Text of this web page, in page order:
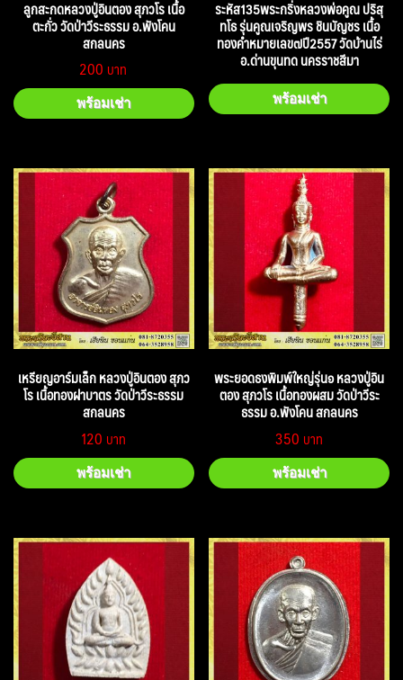
ลูกสะกดหลวงปู่อินตอง สุภวโร เนื้อ
ตะกั่ว วัดป่าวีระธรรม อ.พังโคน
สกลนคร
200
พร้อมเช่า
ระหัส135พระกริ่งหลวงพ่อคูณ ปริสุ
ทโธ รุ่นคูณเจริญพร ชินบัญชร เนื้อ
ทองคำหมายเลข๗ปี2557 วัดบ้านไร่
อ.ด่านขุนทด นครราชสีมา
พร้อมเช่า
เหรียญอาร์มเล็ก หลวงปู่อินตอง สุภว
โร เนื้อทองฝาบาตร วัดป่าวีระธรรม
สกลนคร
120
พร้อมเช่า
พระยอดธงพิมพ์ใหญ่รุ่น๑ หลวงปู่อิน
ตอง สุภวโร เนื้อทองผสม วัดป่าวีระ
ธรรม อ.พังโคน สกลนคร
350
พร้อมเช่า